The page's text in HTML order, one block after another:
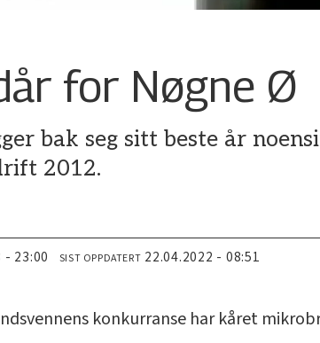
for Nøgne Ø
bak seg sitt beste år
2012.
- 23:00 SIST OPPDATERT 22.04.2022 - 08:51
konkurranse har kåret